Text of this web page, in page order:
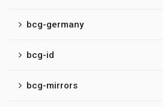
bcg-germany
bcg-id
bcg-mirrors